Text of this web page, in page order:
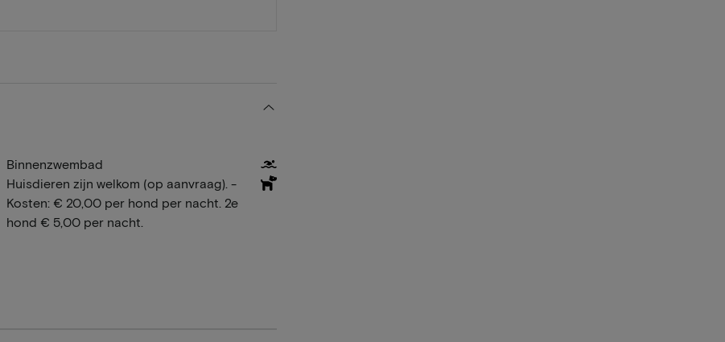
Binnenzwembad
Huisdieren zijn welkom (op aanvraag). -
Kosten: € 20,00 per hond per nacht. 2e
hond € 5,00 per nacht.